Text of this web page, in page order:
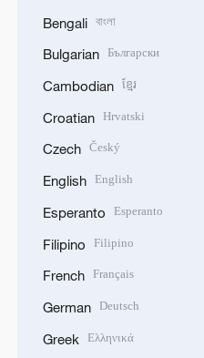
Bengali বাংলা
Bulgarian Български
Cambodian ខ្មែរ
Croatian Hrvatski
Czech Český
English English
Esperanto Esperanto
Filipino Filipino
French Français
German Deutsch
Greek Ελληνικά